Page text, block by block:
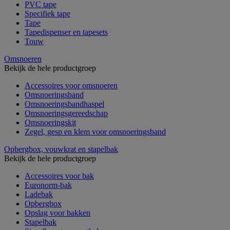
PVC tape
Specifiek tape
Tape
Tapedispenser en tapesets
Touw
Omsnoeren
Bekijk de hele productgroep
Accessoires voor omsnoeren
Omsnoeringsband
Omsnoeringsbandhaspel
Omsnoeringsgereedschap
Omsnoeringskit
Zegel, gesp en klem voor omsnoeringsband
Opbergbox, vouwkrat en stapelbak
Bekijk de hele productgroep
Accessoires voor bak
Euronorm-bak
Ladebak
Opbergbox
Opslag voor bakken
Stapelbak